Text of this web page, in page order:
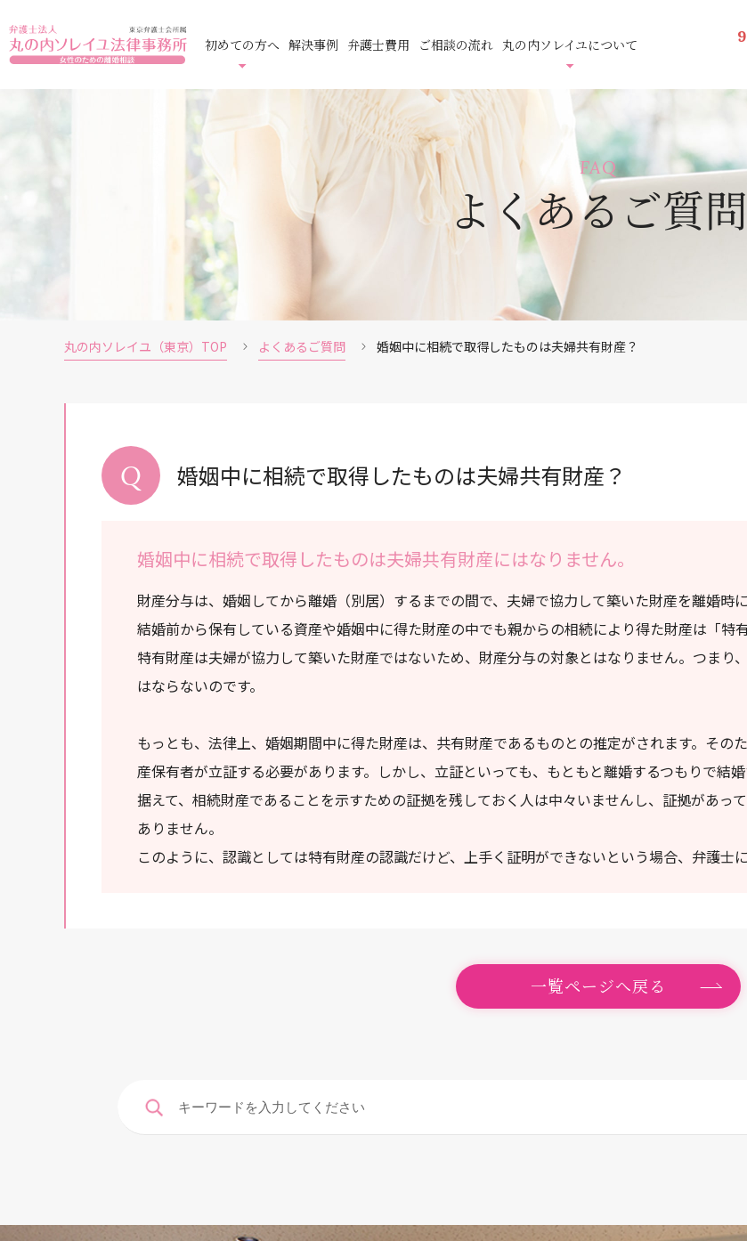
初めての方へ 解決事例 弁護士費用 ご相談の流れ 丸の内ソレイユについて
FAQ
よくあるご質問
丸の内ソレイユ（東京）TOP よくあるご質問 婚姻中に相続で取得したものは夫婦共有財産？
婚姻中に相続で取得したものは夫婦共有財産？
婚姻中に相続で取得したものは夫婦共有財産にはなりません。
財産分与は、婚姻してから離婚（別居）するまでの間で、夫婦で協力して築いた財産を離婚時
結婚前から保有している資産や婚姻中に得た財産の中でも親からの相続により得た財産は「特
特有財産は夫婦が協力して築いた財産ではないため、財産分与の対象とはなりません。つまり
はならないのです。
もっとも、法律上、婚姻期間中に得た財産は、共有財産であるものとの推定がされます。その
産保有者が立証する必要があります。しかし、立証といっても、もともと離婚するつもりで結
据えて、相続財産であることを示すための証拠を残しておく人は中々いませんし、証拠があっ
ありません。
このように、認識としては特有財産の認識だけど、上手く証明ができないという場合、弁護士
一覧ページへ戻る